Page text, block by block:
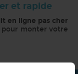
et rapide
en ligne pas cher
pour monter votre